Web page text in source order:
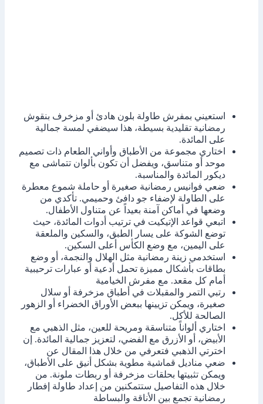
استعيني بمفرش طاولة بلون هادئ أو مزخرف بنقوش
رمضانية تقليدية بسيطة، هذا سيضفي لمسة جمالية
على المائدة.
اختاري مجموعة من الأطباق وأواني الطعام ذات تصميم
موحد أو متناسق، ويفضل أن تكون بألوان تتماشى مع
ديكور المائدة والمناسبة.
ضعي فوانيس رمضانية صغيرة أو حاملة شموع معطرة
على الطاولة لإضفاء جو دافئ وحميمي. تأكدي من
وضعها في أماكن آمنة بعيداً عن متناول الأطفال.
اتبعي قواعد الإتيكيت في ترتيب أدوات المائدة، حيث
توضع الشوكة على يسار الطبق، والسكين والملعقة
على اليمين، مع وضع الكأس أعلى السكين.
استخدمي زينة رمضانية مثل الهلال والنجمة، أو وضع
بطاقات بأشكال مميزة تحمل أدعية أو عبارات ترحيبية
أمام كل مقعد. مع مفرش الخيامية
رتبي التمر والمقبلات في أطباق مزخرفة أو سلال
صغيرة، ويمكن تزيينها ببعض الأوراق الخضراء أو الزهور
الصالحة للأكل.
اختاري ألواناً متناسقة ومريحة للعين، مثل الذهبي مع
الأبيض، أو الأزرق مع الفضي، لتعزيز جمالية المائدة. إن
اخترتي الذهبي فتعرفي من خلال هذا المقال عن
ضعي مناديل قماشية مطوية بشكل أنيق على الأطباق،
ويمكن تثبيتها بحلقات مزخرفة أو ربطات ملونة. من
خلال هذه التفاصيل ستتمكنين من إعداد طاولة إفطار
رمضانية تجمع بين الأناقة والبساطة